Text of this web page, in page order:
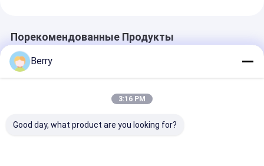
Порекомендованные Продукты
Berry
3:16 PM
Good day, what product are you looking for?